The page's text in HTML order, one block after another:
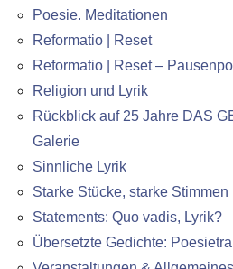
Poesie. Meditationen
Reformatio | Reset
Reformatio | Reset –
Religion und Lyrik
Rückblick auf 25 Jahre DAS
Galerie
Sinnliche Lyrik
Starke Stücke, starke Stimmen
Statements: Quo vadis, Lyrik?
Übersetzte Gedichte: